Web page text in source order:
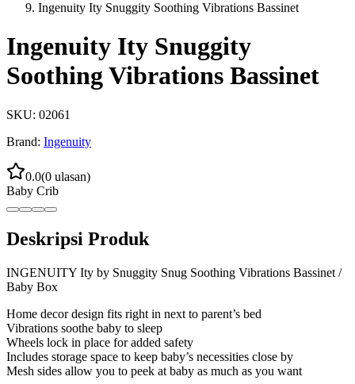
Ingenuity Ity Snuggity Soothing Vibrations Bassinet
Ingenuity Ity Snuggity
Soothing Vibrations Bassinet
SKU: 02061
Brand: Ingenuity
0.0(0 ulasan)
Baby Crib
Deskripsi Produk
INGENUITY Ity by Snuggity Snug Soothing Vibrations Bassinet /
Baby Box
Home decor design fits right in next to parent’s bed
Vibrations soothe baby to sleep
Wheels lock in place for added safety
Includes storage space to keep baby’s necessities close by
Mesh sides allow you to peek at baby as much as you want